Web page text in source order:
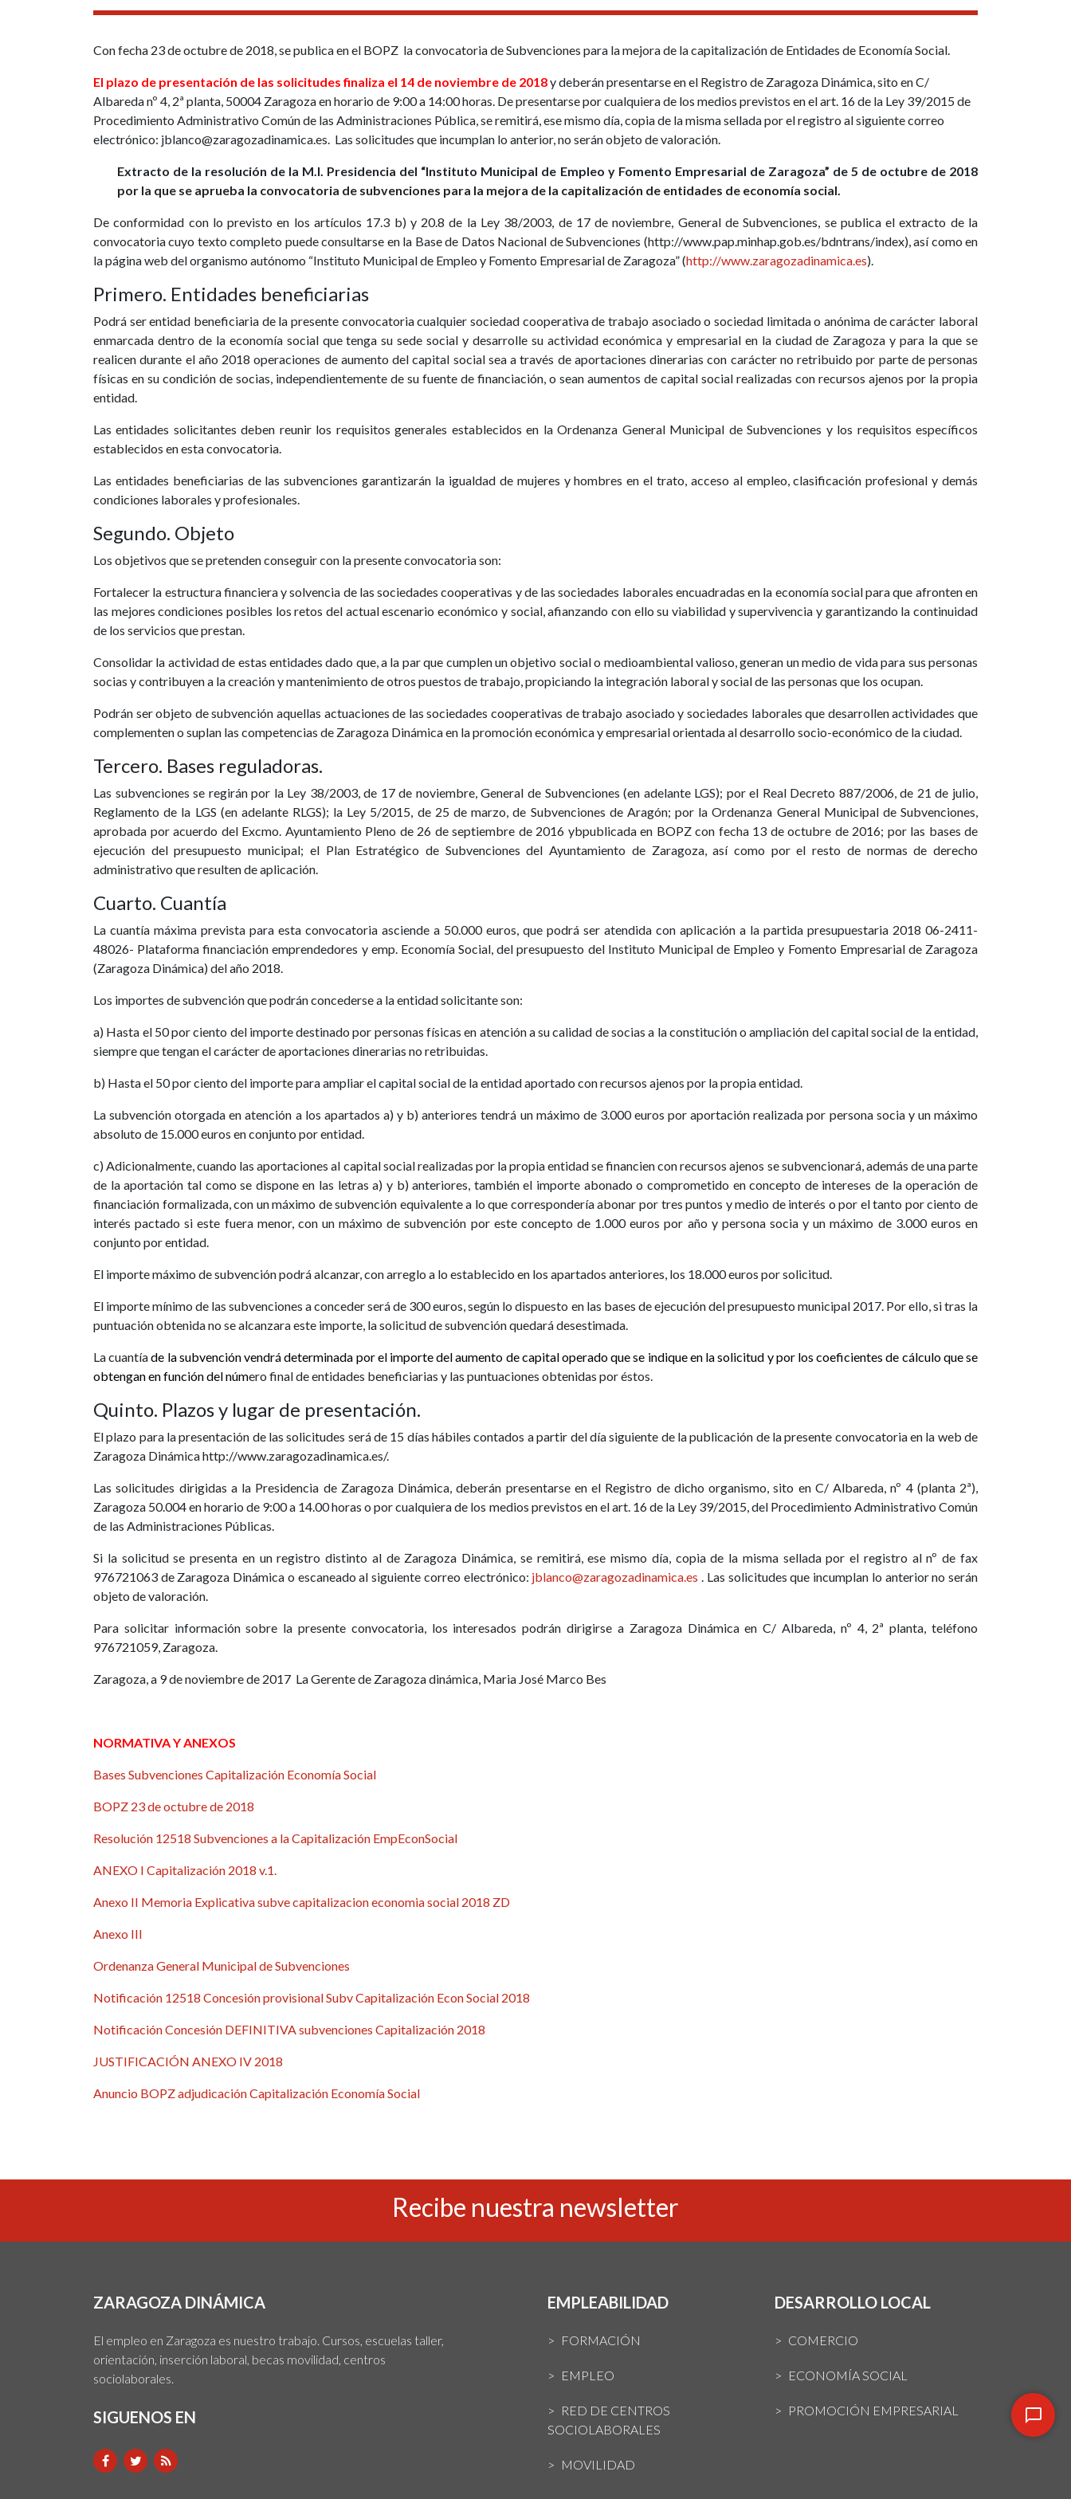
Con fecha 23 de octubre de 2018, se publica en el BOPZ la convocatoria de Subvenciones para la mejora de la capitalización de Entidades de Economía Social.
El plazo de presentación de las solicitudes finaliza el 14 de noviembre de 2018y deberán presentarse en el Registro de Zaragoza Dinámica, sito en C/
Albareda nº 4, 2ª planta, 50004 Zaragoza en horario de 9:00 a 14:00 horas. De presentarse por cualquiera de los medios previstos en el art. 16 de la Ley 39/2015 de
Procedimiento Administrativo Común de las Administraciones Pública, se remitirá, ese mismo día, copia de la misma sellada por el registro al siguiente correo
electrónico: jblanco@zaragozadinamica.es. Las solicitudes que incumplan lo anterior, no serán objeto de valoración.
Extracto de la resolución de la M.I. Presidencia del “Instituto Municipal de Empleo y Fomento Empresarial de Zaragoza” de 5 de octubre de 2018
por la que se aprueba la convocatoria de subvenciones para la mejora de la capitalización de entidades de economía social.
De conformidad con lo previsto en los artículos 17.3 b) y 20.8 de la Ley 38/2003, de 17 de noviembre, General de Subvenciones, se publica el extracto de la
convocatoria cuyo texto completo puede consultarse en la Base de Datos Nacional de Subvenciones (http://www.pap.minhap.gob.es/bdntrans/index), así como en
la página web del organismo autónomo “Instituto Municipal de Empleo y Fomento Empresarial de Zaragoza” (http://www.zaragozadinamica.es).
Primero. Entidades beneficiarias
Podrá ser entidad beneficiaria de la presente convocatoria cualquier sociedad cooperativa de trabajo asociado o sociedad limitada o anónima de carácter laboral
enmarcada dentro de la economía social que tenga su sede social y desarrolle su actividad económica y empresarial en la ciudad de Zaragoza y para la que se
realicen durante el año 2018 operaciones de aumento del capital social sea a través de aportaciones dinerarias con carácter no retribuido por parte de personas
físicas en su condición de socias, independientemente de su fuente de financiación, o sean aumentos de capital social realizadas con recursos ajenos por la propia
entidad.
Las entidades solicitantes deben reunir los requisitos generales establecidos en la Ordenanza General Municipal de Subvenciones y los requisitos específicos
establecidos en esta convocatoria.
Las entidades beneficiarias de las subvenciones garantizarán la igualdad de mujeres y hombres en el trato, acceso al empleo, clasificación profesional y demás
condiciones laborales y profesionales.
Segundo. Objeto
Los objetivos que se pretenden conseguir con la presente convocatoria son:
Fortalecer la estructura financiera y solvencia de las sociedades cooperativas y de las sociedades laborales encuadradas en la economía social para que afronten en
las mejores condiciones posibles los retos del actual escenario económico y social, afianzando con ello su viabilidad y supervivencia y garantizando la continuidad
de los servicios que prestan.
Consolidar la actividad de estas entidades dado que, a la par que cumplen un objetivo social o medioambiental valioso, generan un medio de vida para sus personas
socias y contribuyen a la creación y mantenimiento de otros puestos de trabajo, propiciando la integración laboral y social de las personas que los ocupan.
Podrán ser objeto de subvención aquellas actuaciones de las sociedades cooperativas de trabajo asociado y sociedades laborales que desarrollen actividades que
complementen o suplan las competencias de Zaragoza Dinámica en la promoción económica y empresarial orientada al desarrollo socio-económico de la ciudad.
Tercero. Bases reguladoras.
Las subvenciones se regirán por la Ley 38/2003, de 17 de noviembre, General de Subvenciones (en adelante LGS); por el Real Decreto 887/2006, de 21 de julio,
Reglamento de la LGS (en adelante RLGS); la Ley 5/2015, de 25 de marzo, de Subvenciones de Aragón; por la Ordenanza General Municipal de Subvenciones,
aprobada por acuerdo del Excmo. Ayuntamiento Pleno de 26 de septiembre de 2016 ybpublicada en BOPZ con fecha 13 de octubre de 2016; por las bases de
ejecución del presupuesto municipal; el Plan Estratégico de Subvenciones del Ayuntamiento de Zaragoza, así como por el resto de normas de derecho
administrativo que resulten de aplicación.
Cuarto. Cuantía
La cuantía máxima prevista para esta convocatoria asciende a 50.000 euros, que podrá ser atendida con aplicación a la partida presupuestaria 2018 06-2411-
48026- Plataforma financiación emprendedores y emp. Economía Social, del presupuesto del Instituto Municipal de Empleo y Fomento Empresarial de Zaragoza
(Zaragoza Dinámica) del año 2018.
Los importes de subvención que podrán concederse a la entidad solicitante son:
a) Hasta el 50 por ciento del importe destinado por personas físicas en atención a su calidad de socias a la constitución o ampliación del capital social de la entidad,
siempre que tengan el carácter de aportaciones dinerarias no retribuidas.
b) Hasta el 50 por ciento del importe para ampliar el capital social de la entidad aportado con recursos ajenos por la propia entidad.
La subvención otorgada en atención a los apartados a) y b) anteriores tendrá un máximo de 3.000 euros por aportación realizada por persona socia y un máximo
absoluto de 15.000 euros en conjunto por entidad.
c) Adicionalmente, cuando las aportaciones al capital social realizadas por la propia entidad se financien con recursos ajenos se subvencionará, además de una parte
de la aportación tal como se dispone en las letras a) y b) anteriores, también el importe abonado o comprometido en concepto de intereses de la operación de
financiación formalizada, con un máximo de subvención equivalente a lo que correspondería abonar por tres puntos y medio de interés o por el tanto por ciento de
interés pactado si este fuera menor, con un máximo de subvención por este concepto de 1.000 euros por año y persona socia y un máximo de 3.000 euros en
conjunto por entidad.
El importe máximo de subvención podrá alcanzar, con arreglo a lo establecido en los apartados anteriores, los 18.000 euros por solicitud.
El importe mínimo de las subvenciones a conceder será de 300 euros, según lo dispuesto en las bases de ejecución del presupuesto municipal 2017. Por ello, si tras la
puntuación obtenida no se alcanzara este importe, la solicitud de subvención quedará desestimada.
La cuantíade la subvención vendrá determinada por el importe del aumento de capital operado que se indique en la solicitud y por los coeficientes de cálculo que se
obtengan en función del número final de entidades beneficiarias y las puntuaciones obtenidas poréstos.
Quinto. Plazos y lugar de presentación.
El plazo para la presentación de las solicitudes será de 15 días hábiles contados a partir del día siguiente de la publicación de la presente convocatoria en la web de
Zaragoza Dinámica http://www.zaragozadinamica.es/.
Las solicitudes dirigidas a la Presidencia de Zaragoza Dinámica, deberán presentarse en el Registro de dicho organismo, sito en C/ Albareda, nº 4 (planta 2ª),
Zaragoza 50.004 en horario de 9:00 a 14.00 horas o por cualquiera de los medios previstos en el art. 16 de la Ley 39/2015, del Procedimiento Administrativo Común
de las Administraciones Públicas.
Si la solicitud se presenta en un registro distinto al de Zaragoza Dinámica, se remitirá, ese mismo día, copia de la misma sellada por el registro al nº de fax
976721063 de Zaragoza Dinámica o escaneado al siguiente correo electrónico: jblanco@zaragozadinamica.es . Las solicitudes que incumplan lo anterior no serán
objeto de valoración.
Para solicitar información sobre la presente convocatoria, los interesados podrán dirigirse a Zaragoza Dinámica en C/ Albareda, nº 4, 2ª planta, teléfono
976721059, Zaragoza.
Zaragoza, a 9 de noviembre de 2017 La Gerente de Zaragoza dinámica, Maria José Marco Bes
NORMATIVA Y ANEXOS
Bases Subvenciones Capitalización Economía Social
BOPZ 23 de octubre de 2018
Resolución 12518 Subvenciones a la Capitalización EmpEconSocial
ANEXO I Capitalización 2018 v.1.
Anexo II Memoria Explicativa subve capitalizacion economia social 2018 ZD
Anexo III
Ordenanza General Municipal de Subvenciones
Notificación 12518 Concesión provisional Subv Capitalización Econ Social 2018
Notificación Concesión DEFINITIVA subvenciones Capitalización 2018
JUSTIFICACIÓN ANEXO IV 2018
Anuncio BOPZ adjudicación Capitalización Economía Social
Recibe nuestra newsletter
ZARAGOZA DINÁMICA
El empleo en Zaragoza es nuestro trabajo. Cursos, escuelas taller,
orientación, inserción laboral, becas movilidad, centros
sociolaborales.
SIGUENOS EN
EMPLEABILIDAD
FORMACIÓN
EMPLEO
RED DE CENTROS
SOCIOLABORALES
MOVILIDAD
DESARROLLO LOCAL
COMERCIO
ECONOMÍA SOCIAL
PROMOCIÓN EMPRESARIAL